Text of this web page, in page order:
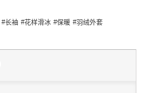
长袖 花样滑冰 保暖 羽绒外套